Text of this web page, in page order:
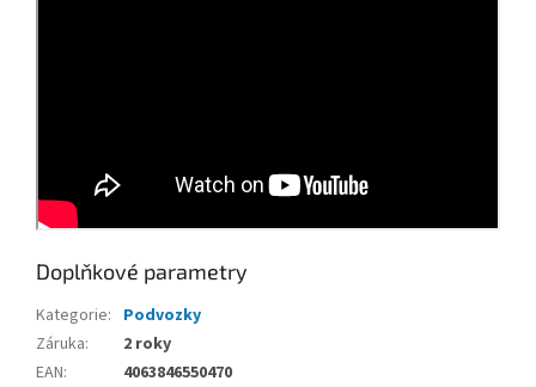
Doplňkové parametry
Kategorie: Podvozky
Záruka:
2 roky
EAN:
4063846550470